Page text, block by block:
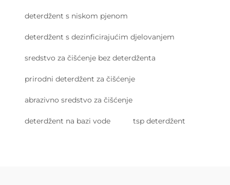
deterdžent s niskom pjenom
deterdžent s dezinficirajućim djelovanjem
sredstvo za čišćenje bez deterdženta
prirodni deterdžent za čišćenje
abrazivno sredstvo za čišćenje
deterdžent na bazi vode tsp deterdžent